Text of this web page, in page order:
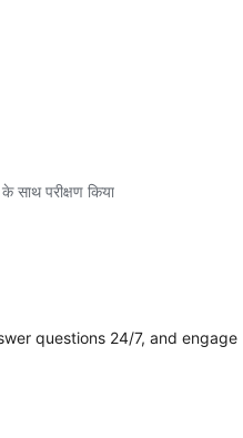
साथ परीक्षण किया
questions 24/7, and engage